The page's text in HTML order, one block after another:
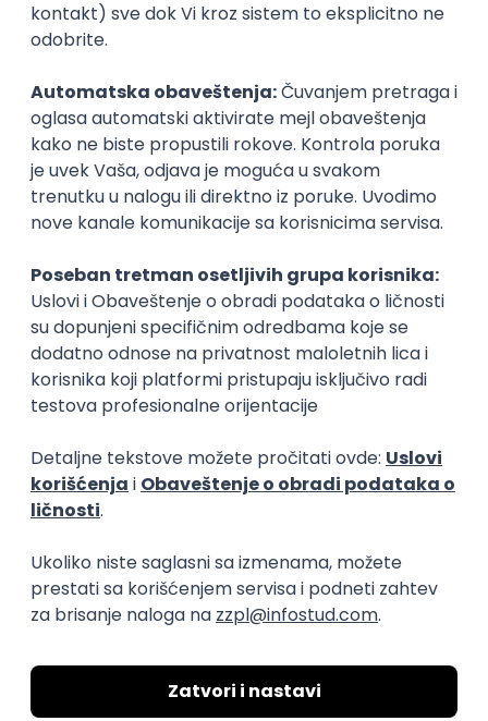
Endokrinolog
zdravstvo
Reumatolog
zdravstvo
Poslovi posle studija
Negovateljica/Negovatelj
Snaga mladosti OZ
Beograd
Medicinska
Privatna